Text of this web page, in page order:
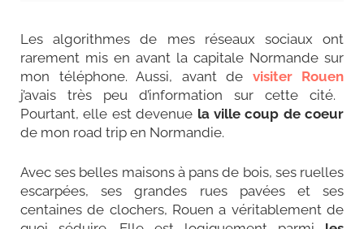
Les algorithmes de mes réseaux sociaux ont
rarement mis en avant la capitale Normande sur
mon téléphone. Aussi, avant de visiter Rouen
j’avais très peu d’information sur cette cité.
Pourtant, elle est devenue la ville coup de coeur
de mon road trip en Normandie.
Avec ses belles maisons à pans de bois, ses ruelles
escarpées, ses grandes rues pavées et ses
centaines de clochers, Rouen a véritablement de